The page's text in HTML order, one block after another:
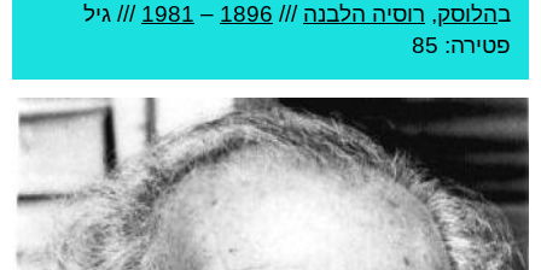
בהלוסק, רוסיה הלבנה ///
1896
–
1981 /// גיל
פטירה: 85